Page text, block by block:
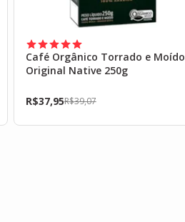
Café Orgânico Torrado e Moído
Original Native 250g
R$39,07
R$37,95